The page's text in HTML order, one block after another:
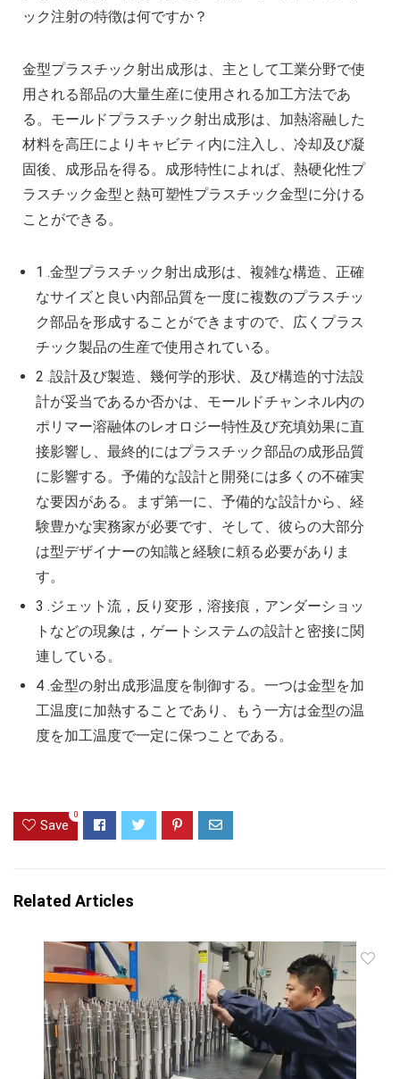
ック注射の特徴は何ですか？
金型プラスチック射出成形は、主として工業分野で使
用される部品の大量生産に使用される加工方法であ
る。モールドプラスチック射出成形は、加熱溶融した
材料を高圧によりキャビティ内に注入し、冷却及び凝
固後、成形品を得る。成形特性によれば、熱硬化性プ
ラスチック金型と熱可塑性プラスチック金型に分ける
ことができる。
1 .金型プラスチック射出成形は、複雑な構造、正確
なサイズと良い内部品質を一度に複数のプラスチッ
ク部品を形成することができますので、広くプラス
チック製品の生産で使用されている。
2 .設計及び製造、幾何学的形状、及び構造的寸法設
計が妥当であるか否かは、モールドチャンネル内の
ポリマー溶融体のレオロジー特性及び充填効果に直
接影響し、最終的にはプラスチック部品の成形品質
に影響する。予備的な設計と開発には多くの不確実
な要因がある。まず第一に、予備的な設計から、経
験豊かな実務家が必要です、そして、彼らの大部分
は型デザイナーの知識と経験に頼る必要がありま
す。
3 .ジェット流，反り変形，溶接痕，アンダーショッ
トなどの現象は，ゲートシステムの設計と密接に関
連している。
4 .金型の射出成形温度を制御する。一つは金型を加
工温度に加熱することであり、もう一方は金型の温
度を加工温度で一定に保つことである。
Save
0
Related Articles